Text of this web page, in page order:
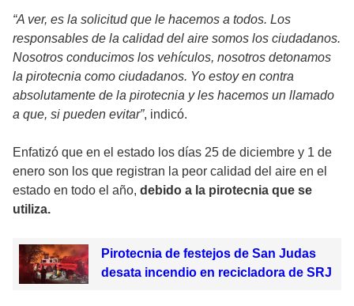
“A ver, es la solicitud que le hacemos a todos. Los
responsables de la calidad del aire somos los ciudadanos.
Nosotros conducimos los vehículos, nosotros detonamos
la pirotecnia como ciudadanos. Yo estoy en contra
absolutamente de la pirotecnia y les hacemos un llamado
a que, si pueden evitar”, indicó.
Enfatizó que en el estado los días 25 de diciembre y 1 de
enero son los que registran la peor calidad del aire en el
estado en todo el año, debido a la pirotecnia que se
utiliza.
Pirotecnia de festejos de San Judas
desata incendio en recicladora de SRJ